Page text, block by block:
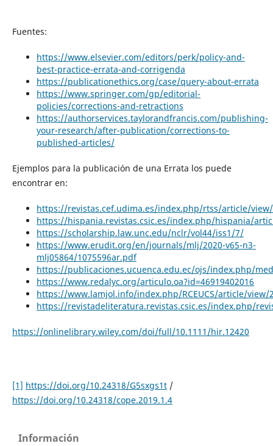
Fuentes:
https://www.elsevier.com/editors/perk/policy-and-
best-practice-errata-and-corrigenda
https://publicationethics.org/case/query-about-errata
https://www.springer.com/gp/editorial-
policies/corrections-and-retractions
https://authorservices.taylorandfrancis.com/publishing-
your-research/after-publication/corrections-to-
published-articles/
Ejemplos para la publicación de una Errata los puede
encontrar en:
https://revistas.cef.udima.es/index.php/rtss/article/
https://hispania.revistas.csic.es/index.php/hispania/
https://scholarship.law.unc.edu/nclr/vol44/iss1/7/
https://www.erudit.org/en/journals/mlj/2020-v65-n3-
mlj05864/1075596ar.pdf
https://publicaciones.ucuenca.edu.ec/ojs/index.php/
https://www.redalyc.org/articulo.oa?id=46919402016
https://www.lamjol.info/index.php/RCEUCS/article/view/
https://revistadeliteratura.revistas.csic.es/index.php/
https://onlinelibrary.wiley.com/doi/full/10.1111/hir.12420
[1] https://doi.org/10.24318/G5sxgs1t/
https://doi.org/10.24318/cope.2019.1.4
Información